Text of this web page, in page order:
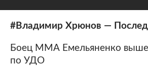
#Владимир Хрюнов —
Боец ММА Емельяненко
по УДО